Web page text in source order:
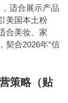
适合展示产品
美国本土粉
合美妆、家
契合2026年“信
策略（贴